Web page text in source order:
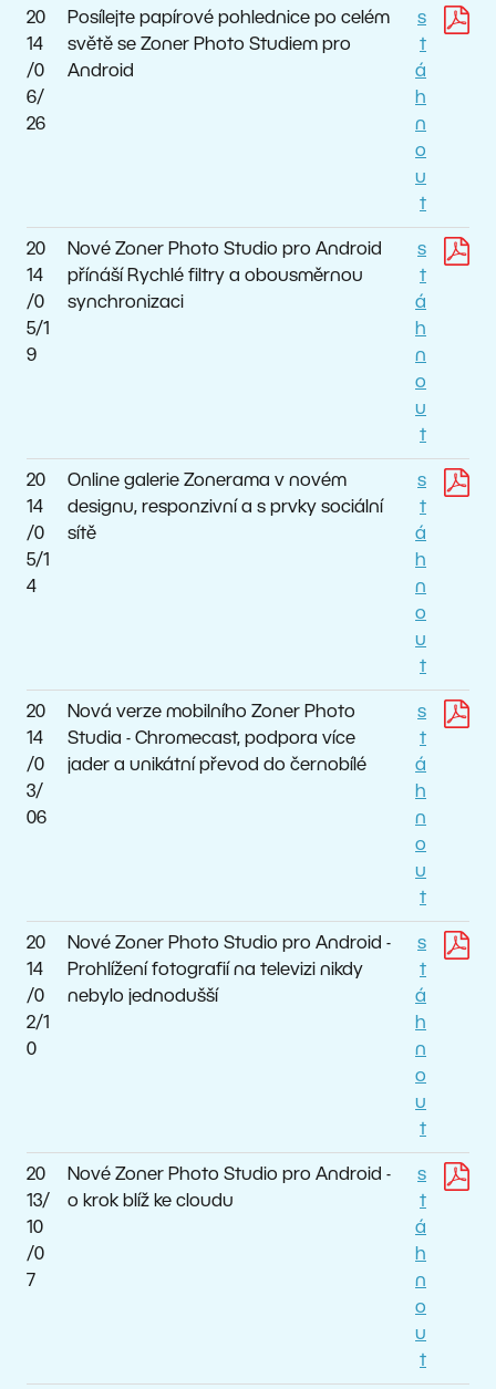
20
14
/0
6/
26
Posílejte papírové pohlednice po celém
světě se Zoner Photo Studiem pro
Android
s
t
á
h
n
o
u
t
20
14
/0
5/1
9
Nové Zoner Photo Studio pro Android
přínáší Rychlé filtry a obousměrnou
synchronizaci
s
t
á
h
n
o
u
t
20
14
/0
5/1
4
Online galerie Zonerama v novém
designu, responzivní a s prvky sociální
sítě
s
t
á
h
n
o
u
t
20
14
/0
3/
06
Nová verze mobilního Zoner Photo
Studia - Chromecast, podpora více
jader a unikátní převod do černobílé
s
t
á
h
n
o
u
t
20
14
/0
2/1
0
Nové Zoner Photo Studio pro Android -
Prohlížení fotografií na televizi nikdy
nebylo jednodušší
s
t
á
h
n
o
u
t
20
13/
10
/0
7
Nové Zoner Photo Studio pro Android -
o krok blíž ke cloudu
s
t
á
h
n
o
u
t